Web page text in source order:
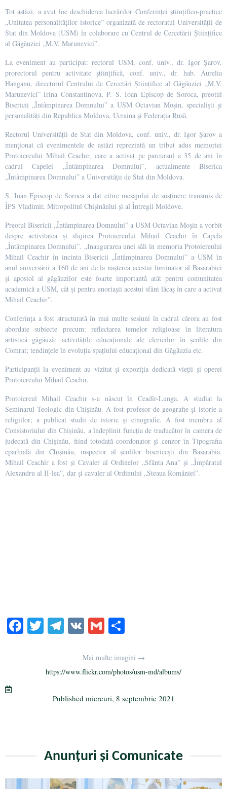
Tot astăzi, a avut loc deschiderea lucrărilor Conferinței științifico-practice
„Unitatea personalităților istorice” organizată de rectoratul Universității de
Stat din Moldova (USM) în colaborare cu Centrul de Cercetării Științifice
al Găgăuziei „M.V. Marunevici”.
La eveniment au participat: rectorul USM, conf. univ., dr. Igor Șarov,
prorectorul pentru activitate științifică, conf. univ., dr. hab. Aurelia
Hanganu, directorul Centrului de Cercetări Științifice al Găgăuziei „M.V.
Marunevici” Irina Constantinova, P. S. Ioan Episcop de Soroca, preotul
Bisericii „Întâmpinarea Domnului” a USM Octavian Moșin, specialiști și
personalități din Republica Moldova, Ucraina și Federația Rusă.
Rectorul Universității de Stat din Moldova, conf. univ., dr. Igor Șarov a
menționat că evenimentele de astăzi reprezintă un tribut adus memoriei
Protoiereului Mihail Ceachir, care a activat pe parcursul a 35 de ani în
cadrul Capelei „Întâmpinarea Domnului”, actualmente Biserica
„Întâmpinarea Domnului” a Universității de Stat din Moldova.
S. Ioan Episcop de Soroca a dat citire mesajului de susținere transmis de
ÎPS Vladimir, Mitropolitul Chișinăului și al Întregii Moldove.
Preotul Bisericii „Întâmpinarea Domnului” a USM Octavian Moșin a vorbit
despre activitatea și slujirea Protoiereului Mihail Ceachir în Capela
„Întâmpinarea Domnului”. „Inaugurarea unei săli în memoria Protoiereului
Mihail Ceachir în incinta Bisericii „Întâmpinarea Domnului” a USM în
anul aniversării a 160 de ani de la nașterea acestui luminator al Basarabiei
și apostol al găgăuzilor este foarte importantă atât pentru comunitatea
academică a USM, cât și pentru enoriașii acestui sfânt lăcaș în care a activat
Mihail Ceachir”.
Conferința a fost structurată în mai multe sesiuni în cadrul cărora au fost
abordate subiecte precum: reflectarea temelor religioase în literatura
artistică găgăuză; activitățile educaționale ale clericilor în școlile din
Comrat; tendințele în evoluția spațiului educațional din Găgăuzia etc.
Participanții la eveniment au vizitat și expoziția dedicată vieții și operei
Protoiereului Mihail Ceachir.
Protoiereul Mihail Ceachir s-a născut în Ceadîr-Lunga. A studiat la
Seminarul Teologic din Chișinău. A fost profesor de geografie și istorie a
religiilor; a publicat studii de istorie și etnografie. A fost membru al
Consistoriului din Chișinău, a îndeplinit funcția de traducător în camera de
judecată din Chișinău, fiind totodată coordonator și cenzor în Tipografia
eparhială din Chișinău, inspector al școlilor bisericești din Basarabia.
Mihail Ceachir a fost și Cavaler al Ordinelor „Sfânta Ana” și „Împăratul
Alexandru al II-lea”, dar și cavaler al Ordinului „Steaua României”.
Fa T
r
Te
a
m
V G
ailaj
ea
Mai multe imagini →
https://www.flickr.com/photos/usm-md/albums/
Published miercuri, 8 septembrie 2021
Anunțuri și Comunicate